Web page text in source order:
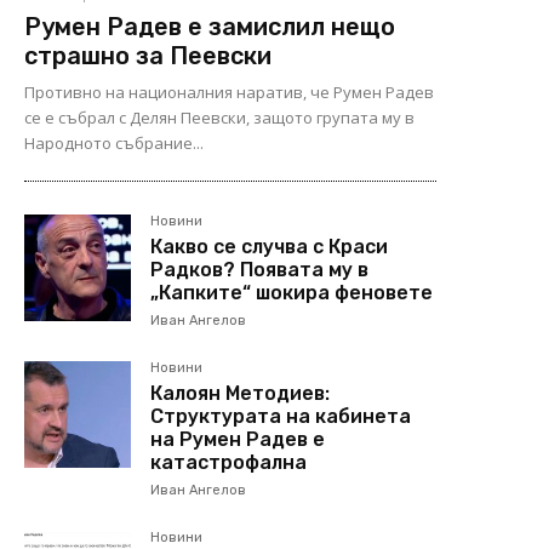
Румен Радев е замислил нещо
страшно за Пеевски
Противно на националния наратив, че Румен Радев
се е събрал с Делян Пеевски, защото групата му в
Народното събрание...
Новини
Какво се случва с Краси
Радков? Появата му в
„Капките“ шокира феновете
Иван Ангелов
Новини
Калоян Методиев:
Структурата на кабинета
на Румен Радев е
катастрофална
Иван Ангелов
Новини